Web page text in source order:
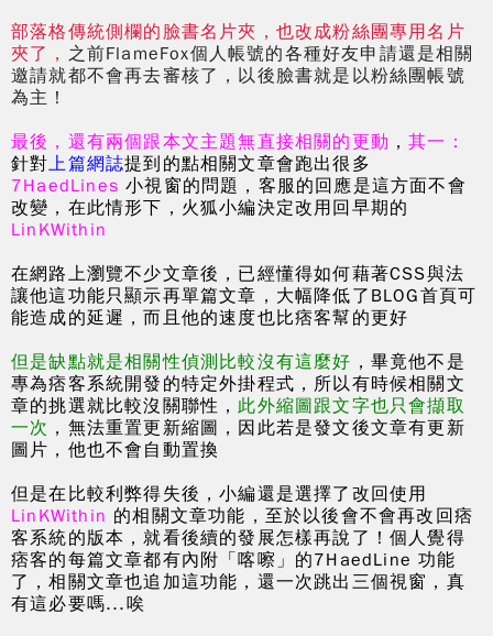
部落格傳統側欄的臉書名片夾，也改成粉絲團專用名片
夾了， 之前FlameFox個人帳號的各種好友申請還是相關
邀請就都不會再去審核了，以後臉書就是以粉絲團帳號
為主！
最後，還有兩個跟本文主題無直接相關的更動 ，其一：
針對上篇網誌提到的點相關文章會跑出很多
7HaedLines 小視窗的問題，客服的回應是這方面不會
改變，在此情形下，火狐小編決定改用回早期的
LinKWithin
在網路上瀏覽不少文章後，已經懂得如何藉著CSS與法
讓他這功能只顯示再單篇文章，大幅降低了BLOG首頁可
能造成的延遲，而且他的速度也比痞客幫的更好
但是缺點就是相關性偵測比較沒有這麼好 ，畢竟他不是
專為痞客系統開發的特定外掛程式，所以有時候相關文
章的挑選就比較沒關聯性，此外縮圖跟文字也只會擷取
一次 ，無法重置更新縮圖，因此若是發文後文章有更新
圖片，他也不會自動置換
但是在比較利弊得失後，小編還是選擇了改回使用
LinKWithin 的相關文章功能，至於以後會不會再改回痞
客系統的版本，就看後續的發展怎樣再說了！個人覺得
痞客的每篇文章都有內附「喀嚓」的7HaedLine 功能
了，相關文章也追加這功能，還一次跳出三個視窗，真
有這必要嗎...唉